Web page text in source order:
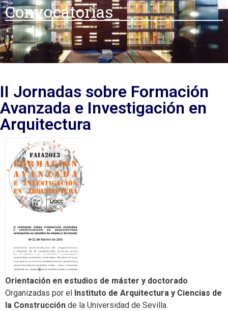
Convocatorias
II Jornadas sobre Formación
Avanzada e Investigación en
Arquitectura
Orientación en estudios de máster y doctorado
Organizadas por el
Instituto de Arquitectura y Ciencias de
la Construcción de la Universidad de Sevilla.